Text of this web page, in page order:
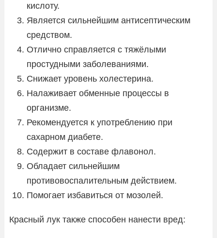
кислоту.
Является сильнейшим антисептическим
средством.
Отлично справляется с тяжёлыми
простудными заболеваниями.
Снижает уровень холестерина.
Налаживает обменные процессы в
организме.
Рекомендуется к употреблению при
сахарном диабете.
Содержит в составе флавонол.
Обладает сильнейшим
противовоспалительным действием.
Помогает избавиться от мозолей.
Красный лук также способен нанести вред: